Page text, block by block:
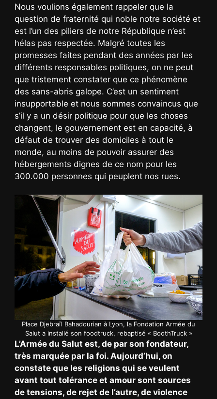
Nous voulions également rappeler que la
question de fraternité qui noble notre société et
est l’un des piliers de notre République n’est
hélas pas respectée. Malgré toutes les
promesses faites pendant des années par les
différents responsables politiques, on ne peut
que tristement constater que ce phénomène
des sans-abris galope. C’est un sentiment
insupportable et nous sommes convaincus que
s’il y a un désir politique pour que les choses
changent, le gouvernement est en capacité, à
défaut de trouver des domiciles à tout le
monde, au moins de pouvoir assurer des
hébergements dignes de ce nom pour les
300.000 personnes qui peuplent nos rues.
Place Djebraïl Bahadourian à Lyon, la Fondation Armée du
Salut a installé son foodtruck, rebaptisé « BoothTruck »
L’Armée du Salut est, de par son fondateur,
très marquée par la foi. Aujourd’hui, on
constate que les religions qui se veulent
avant tout tolérance et amour sont sources
de tensions, de rejet de l’autre, de violence